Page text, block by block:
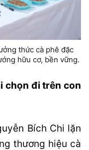
thức cà phê đặc
hữu cơ, bền vững.
chọn đi trên con
Bích Chi lặn
thương hiệu cà